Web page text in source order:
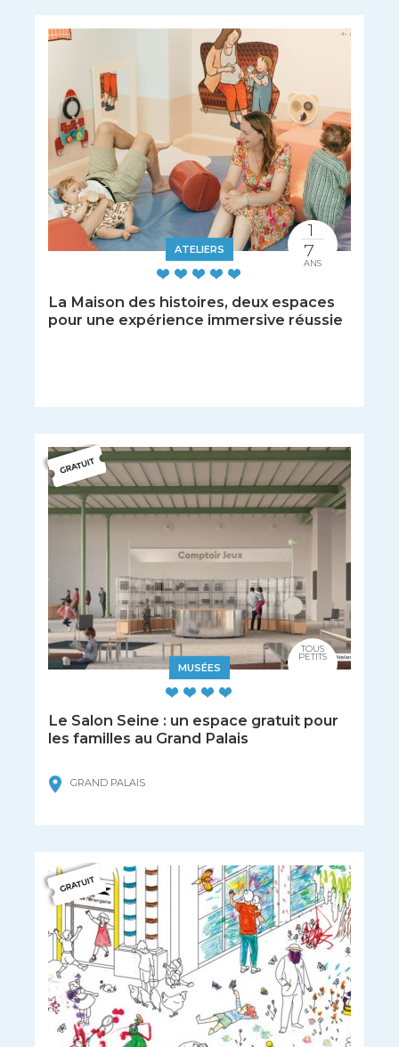
ATELIERS
La Maison des histoires, deux espaces
pour une expérience immersive réussie
1
7
ANS
MUSÉES
Le Salon Seine : un espace gratuit pour
les familles au Grand Palais
GRAND PALAIS
TOUS
PETITS